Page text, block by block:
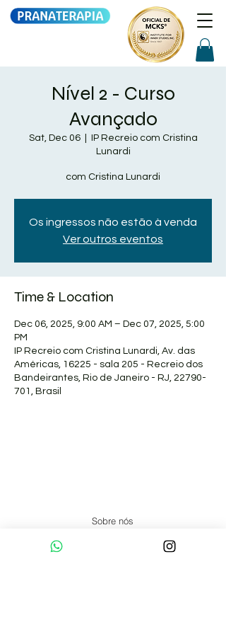
Nível 2 - Curso
Avançado
Sat, Dec 06
  |
IP Recreio com Cristina
Lunardi
com Cristina Lunardi
Os ingressos não estão à venda
Ver outros eventos
Time & Location
Dec 06, 2025, 9:00 AM – Dec 07, 2025, 5:00
PM
IP Recreio com Cristina Lunardi, Av. das
Américas, 16225 - sala 205 - Recreio dos
Bandeirantes, Rio de Janeiro - RJ, 22790-
701, Brasil
Sobre nós
Pranaterapeutas Certificados